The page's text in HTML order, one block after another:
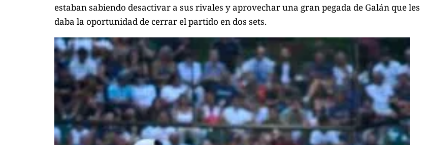
estaban sabiendo desactivar a sus rivales y aprovechar una gran pegada de Galán que les
daba la oportunidad de cerrar el partido en dos sets.